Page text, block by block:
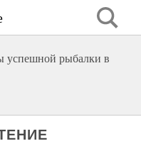
успешной рыбалки в